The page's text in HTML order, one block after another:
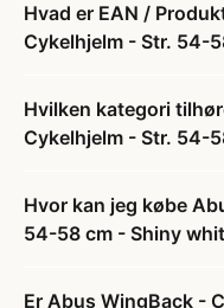
Hvad er EAN /
Cykelhjelm - Str. 54-
Hvilken kategori
Cykelhjelm - Str. 54-
Hvor kan jeg købe
54-58 cm - Shiny
Er Abus WingBack -